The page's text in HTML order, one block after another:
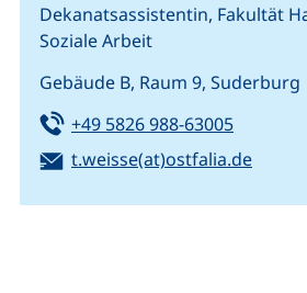
Dekanatsassistentin, Fakultät
Soziale Arbeit
Gebäude B, Raum 9, Suderburg
Tel:
+49 5826 988-63005(startet
E-Mail:
t.weisse(at)ostfalia.de